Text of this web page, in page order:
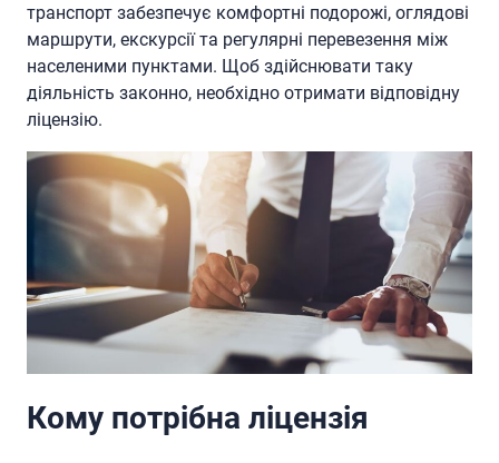
транспорт забезпечує комфортні подорожі, оглядові
маршрути, екскурсії та регулярні перевезення між
населеними пунктами. Щоб здійснювати таку
діяльність законно, необхідно отримати відповідну
ліцензію.
Кому потрібна ліцензія